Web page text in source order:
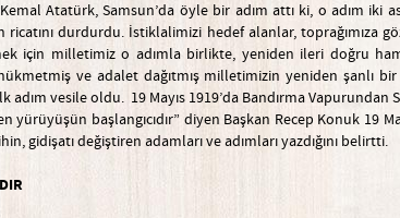
Atatürk, Samsun’da öyle bir adım attı ki, o adım iki
ricatını durdurdu. İstiklalimizi hedef alanlar, toprağımıza
için milletimiz o adımla birlikte, yeniden ileri doğru
ve adalet dağıtmış milletimizin yeniden şanlı
vesile oldu. 19 Mayıs 1919’da Bandırma Vapurundan
başlangıcıdır” diyen Başkan Recep Konuk 19
gidişatı değiştiren adamları ve adımları yazdığını belirtti.